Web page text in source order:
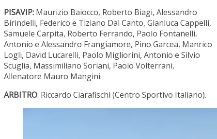
PISAVIP: Maurizio Baiocco, Roberto Biagi, Alessandro
Birindelli, Federico e Tiziano Dal Canto, Gianluca Cappelli,
Samuele Carpita, Roberto Ferrando, Paolo Fontanelli,
Antonio e Alessandro Frangiamore, Pino Garcea, Manrico
Logli, David Lucarelli, Paolo Migliorini, Antonio e Silvio
Scuglia, Massimiliano Soriani, Paolo Volterrani,
Allenatore Mauro Mangini.
ARBITRO: Riccardo Ciarafischi (Centro Sportivo Italiano).